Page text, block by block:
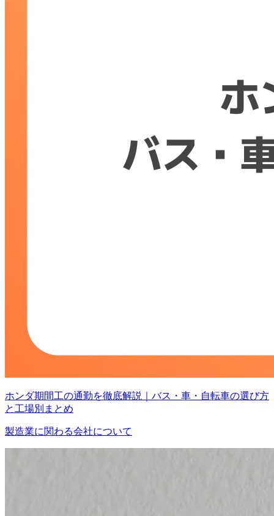
ホンダ期間工の通勤を徹底解説｜バス・車・自転車の選び方
と工場別まとめ
製造業に関わる会社について